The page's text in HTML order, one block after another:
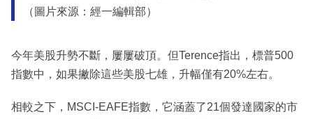
（圖片來源：經一編輯部）
今年美股升勢不斷，屢屢破頂。但Terence指出，標普500
指數中，如果撇除這些美股七雄，升幅僅有20%左右。
相較之下，MSCI-EAFE指數，它涵蓋了21個發達國家的市